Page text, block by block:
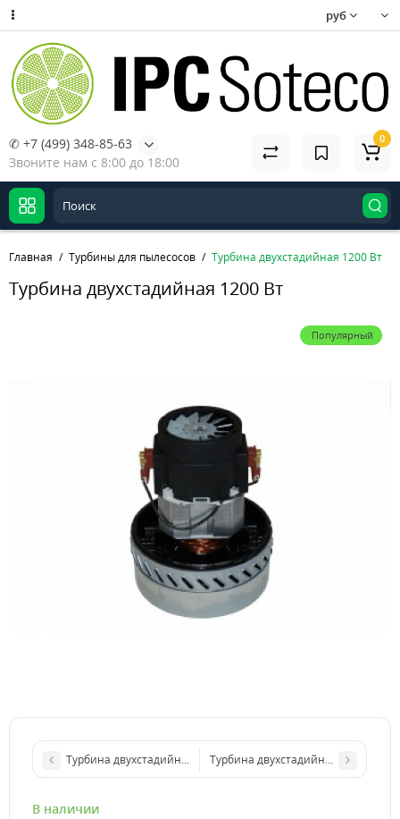
руб
✆ +7 (499) 348-85-63
Звоните нам с 8:00 до 18:00
0
Главная Турбины для пылесосов Турбина двухстадийная 1200 Вт
Турбина двухстадийная 1200 Вт
Популярный
Турбина двухстадийная универсальная 1000Вт
В наличии